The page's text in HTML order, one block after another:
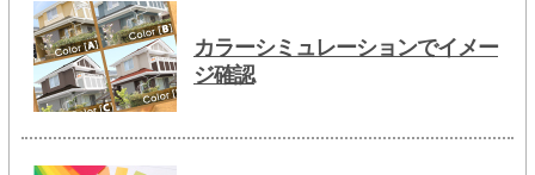
カラーシミュレーションでイメー
ジ確認